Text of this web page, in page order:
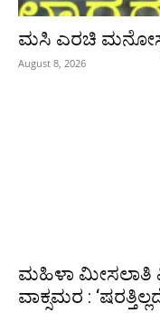
ಮಸಿ ಎರಚಿ
August 8, 2026
ಮಹಿಳಾ ಮೀಸಲಾತಿ
ವಾಕ್ಸಮರ :